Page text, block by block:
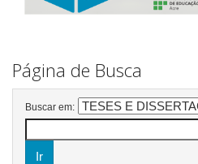
Página de Busca
Buscar em: